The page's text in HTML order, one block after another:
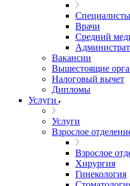
Специалисты
Врачи
Средний
Вакансии
Вышестоящие
Налоговый вычет
Дипломы
Услуги
Услуги
Взрослое
Взрослое
Хирургия
Гинекология